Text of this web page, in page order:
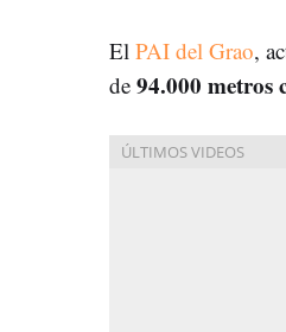
El PAI del Grao,
de 94.000 metros